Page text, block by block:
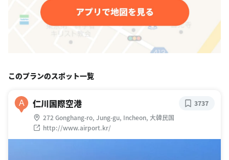
このプランのスポット一覧
A 仁川国際空港
272 Gonghang-ro, Jung-gu, Incheon, 大韓民国
http://www.airport.kr/
3737